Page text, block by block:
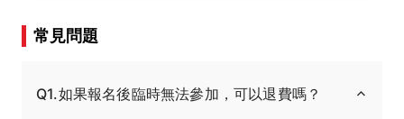
常見問題
Q1.如果報名後臨時無法參加，可以退費嗎？